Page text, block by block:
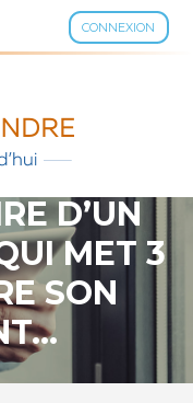
CONNEXION
D’UN
MET 3
SON